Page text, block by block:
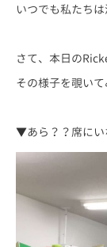
いつでも私たちは
さて、本日の
その様子を覗いて
▼あら？？席にい